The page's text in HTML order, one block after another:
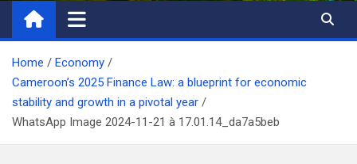
Home
Economy
Cameroon’s 2025 Finance Law: a blueprint for economic
stability and growth in a pivotal year
WhatsApp Image 2024-11-21 à 17.01.14_da7a5beb